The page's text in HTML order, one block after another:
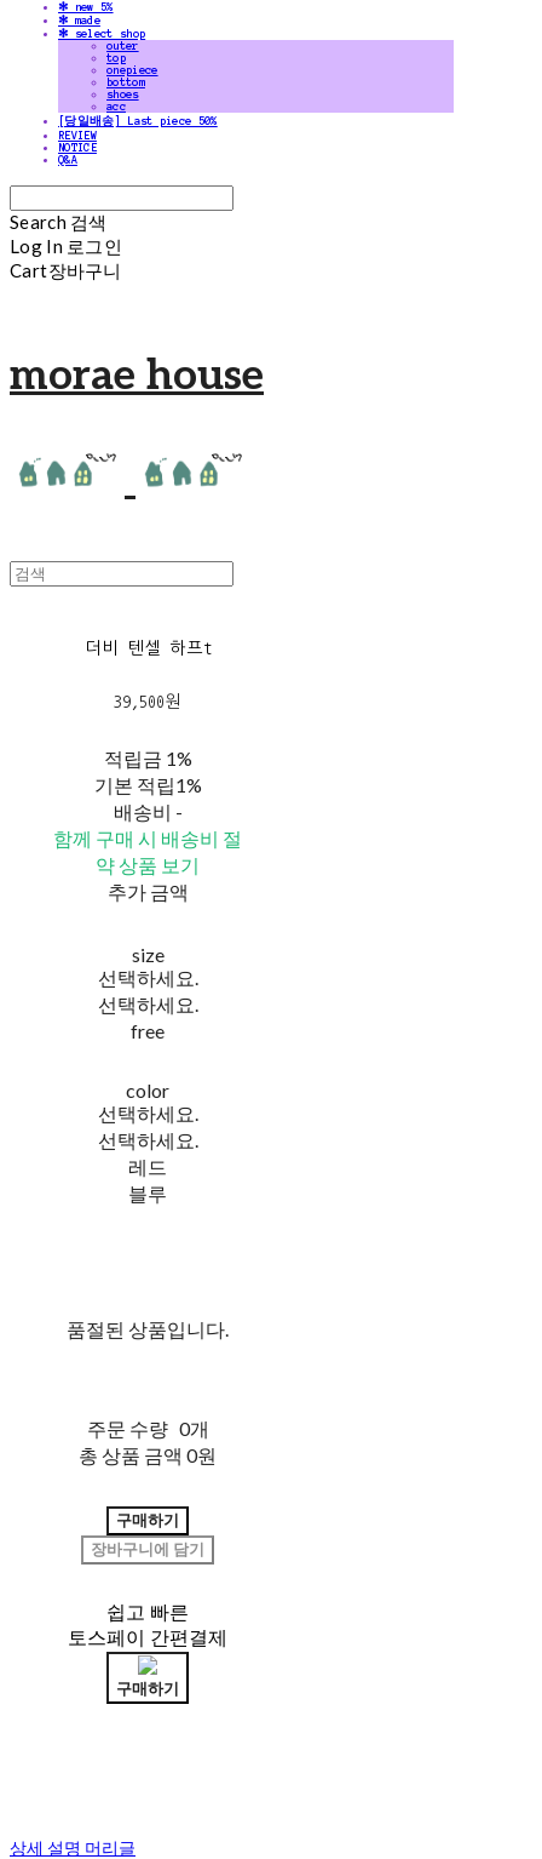
✻ new 5%
✻ made
✻ select shop
outer
top
onepiece
bottom
shoes
acc
[당일배송] Last piece 50%
REVIEW
NOTICE
Q&A
Search 검색
Log In 로그인
Cart장바구니
morae house
더비 텐셀 하프t
39,500원
적립금 1%
기본 적립1%
배송비 -
함께 구매 시 배송비 절
약 상품 보기
추가 금액
size
선택하세요.
선택하세요.
free
color
선택하세요.
선택하세요.
레드
블루
품절된 상품입니다.
주문 수량 0개
총 상품 금액 0원
구매하기
장바구니에 담기
쉽고 빠른
토스페이 간편결제
구매하기
상세 설명 머리글